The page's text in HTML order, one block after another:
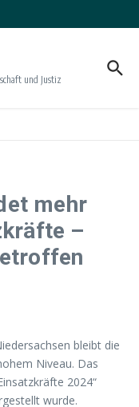
und Justiz
mehr
–
bleibt die
Niveau. Das
2024“
wurde.